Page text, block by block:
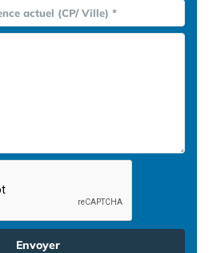
actuel (CP/ Ville) *
Envoyer